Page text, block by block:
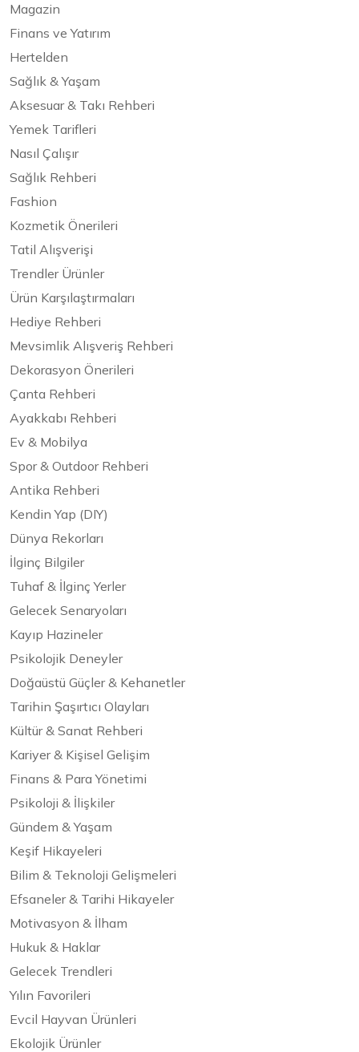
Magazin
Finans ve Yatırım
Hertelden
Sağlık & Yaşam
Aksesuar & Takı Rehberi
Yemek Tarifleri
Nasıl Çalışır
Sağlık Rehberi
Fashion
Kozmetik Önerileri
Tatil Alışverişi
Trendler Ürünler
Ürün Karşılaştırmaları
Hediye Rehberi
Mevsimlik Alışveriş Rehberi
Dekorasyon Önerileri
Çanta Rehberi
Ayakkabı Rehberi
Ev & Mobilya
Spor & Outdoor Rehberi
Antika Rehberi
Kendin Yap (DIY)
Dünya Rekorları
İlginç Bilgiler
Tuhaf & İlginç Yerler
Gelecek Senaryoları
Kayıp Hazineler
Psikolojik Deneyler
Doğaüstü Güçler & Kehanetler
Tarihin Şaşırtıcı Olayları
Kültür & Sanat Rehberi
Kariyer & Kişisel Gelişim
Finans & Para Yönetimi
Psikoloji & İlişkiler
Gündem & Yaşam
Keşif Hikayeleri
Bilim & Teknoloji Gelişmeleri
Efsaneler & Tarihi Hikayeler
Motivasyon & İlham
Hukuk & Haklar
Gelecek Trendleri
Yılın Favorileri
Evcil Hayvan Ürünleri
Ekolojik Ürünler